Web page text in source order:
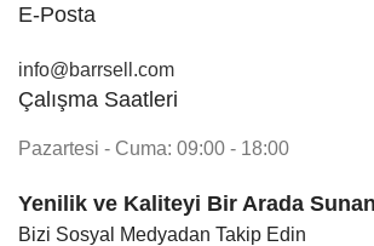
E-Posta
info@barrsell.com
Çalışma Saatleri
Pazartesi - Cuma: 09:00 - 18:00
Yenilik ve Kaliteyi Bir Arada
Bizi Sosyal Medyadan Takip Edin